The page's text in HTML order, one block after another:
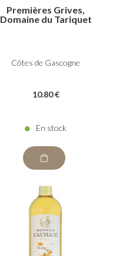
Premières Grives,
Domaine du Tariquet
Côtes de Gascogne
10.80 €
En stock